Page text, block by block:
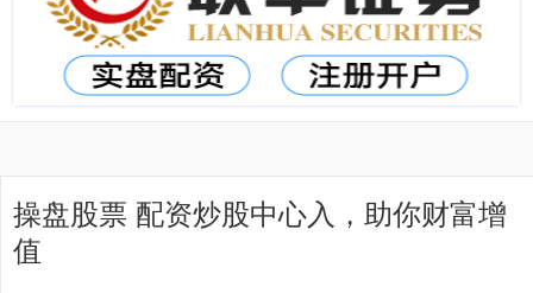
操盘股票 配资炒股中心入，助你财富增
值